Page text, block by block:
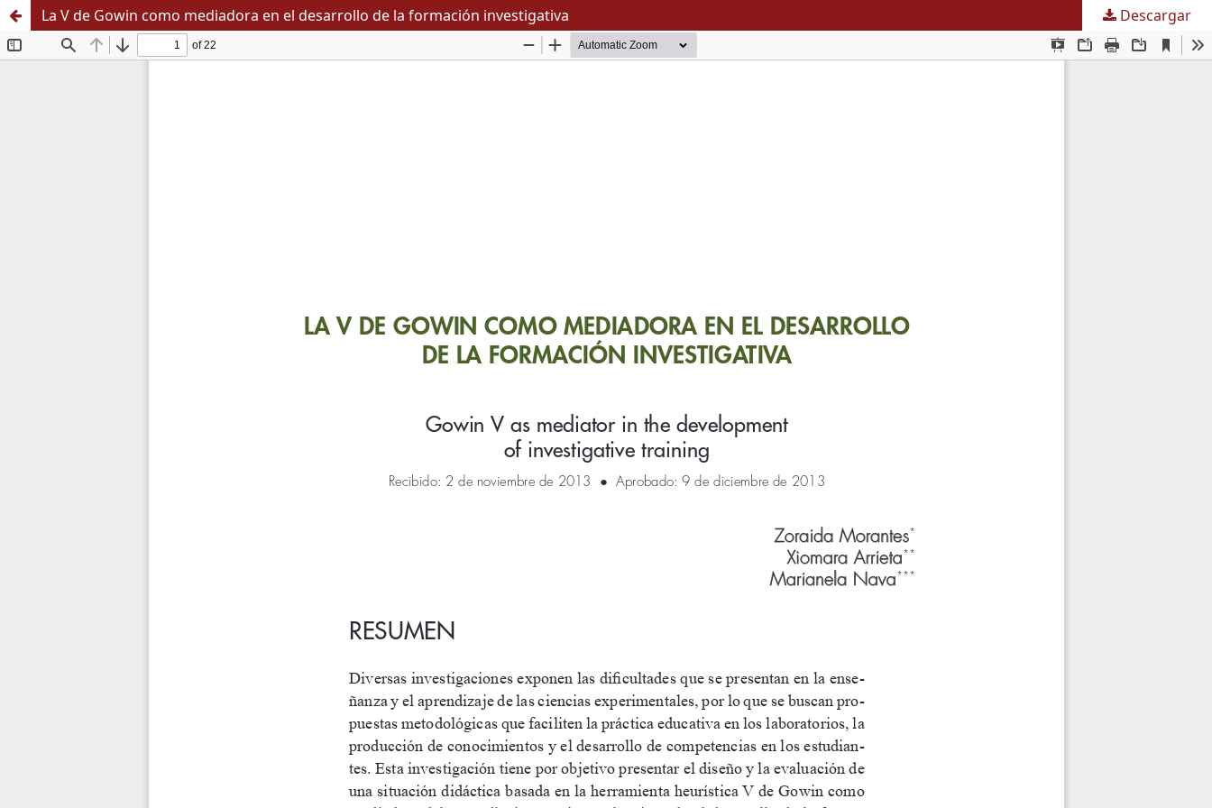
La V de Gowin como mediadora en el desarrollo de la formación investigativa Descargar